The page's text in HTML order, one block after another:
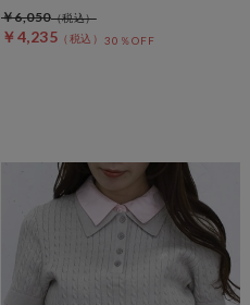
￥4,235 30％OFF
￥6,050